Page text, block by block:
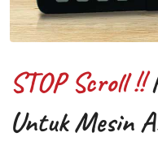
STOP Scroll !!
Untuk Mesin